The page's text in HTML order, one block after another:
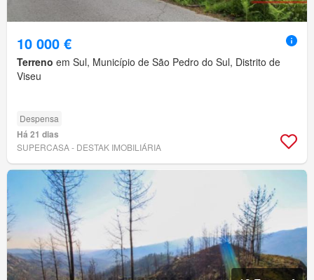
10 000 €
Terreno em Sul, Município de São Pedro do Sul, Distrito de
Viseu
Despensa
Há 21 dias
SUPERCASA - DESTAK IMOBILIÁRIA